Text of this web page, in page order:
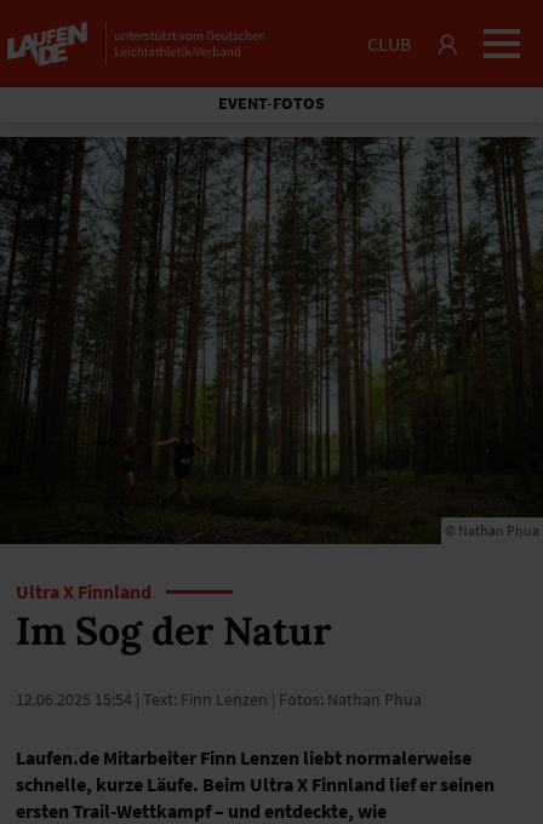
CLUB
EVENT-FOTOS
© Nathan Phua
Ultra X Finnland
Im Sog der Natur
12.06.2025 15:54| Text: Finn Lenzen | Fotos: Nathan Phua
Laufen.de Mitarbeiter Finn Lenzen liebt normalerweise
schnelle, kurze Läufe. Beim Ultra X Finnland lief er seinen
ersten Trail-Wettkampf – und entdeckte, wie